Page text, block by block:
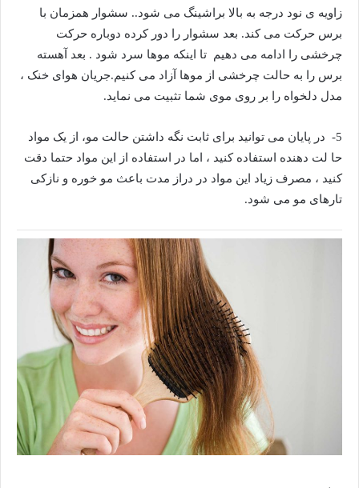
زاویه ی نود درجه به بالا براشینگ می شود.. سشوار همزمان با
برس حرکت می کند. بعد سشوار را دور کرده دوباره حرکت
چرخشی را ادامه می دهیم تا اینکه موها سرد شود . بعد آهسته
برس را به حالت چرخشی از موها آزاد می کنیم.جریان هوای خنک ،
مدل دلخواه را بر روی موی شما تثبیت می نماید.
5- در پایان می توانید برای ثابت نگه داشتن حالت مو، از یک مواد
حا لت دهنده استفاده کنید ، اما در استفاده از این مواد حتما دقت
کنید ، مصرف زیاد این مواد در دراز مدت باعث مو خوره و نازکی
تارهای مو می شود.